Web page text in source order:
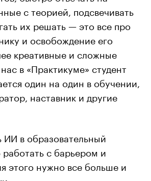
с теорией, подсвечивать
их решать — это все про
и освобождение его
креативные и сложные
в «Практикуме» студент
один на один в обучении,
наставник и другие
ИИ в образовательный
с барьером и
этого нужно все больше и